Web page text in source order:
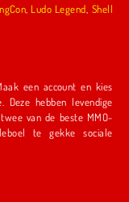
Ludo Legend Shell
een account en kies
hebben levendige
van de beste MMO-